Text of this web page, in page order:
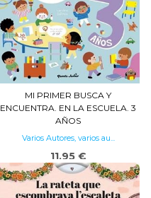
MI PRIMER BUSCA Y
ENCUENTRA. EN LA ESCUELA. 3
AÑOS
Varios Autores, varios au...
11,95 €